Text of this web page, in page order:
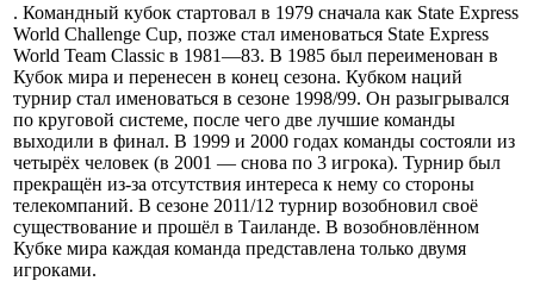
. Командный кубок стартовал в 1979 сначала как State Express
World Challenge Cup, позже стал именоваться State Express
World Team Classic в 1981—83. В 1985 был переименован в
Кубок мира и перенесен в конец сезона. Кубком наций
турнир стал именоваться в сезоне 1998/99. Он разыгрывался
по круговой системе, после чего две лучшие команды
выходили в финал. В 1999 и 2000 годах команды состояли из
четырёх человек (в 2001 — снова по 3 игрока). Турнир был
прекращён из-за отсутствия интереса к нему со стороны
телекомпаний. В сезоне 2011/12 турнир возобновил своё
существование и прошёл в Таиланде. В возобновлённом
Кубке мира каждая команда представлена только двумя
игроками.